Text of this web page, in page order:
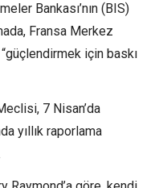
Bankası’nın (BIS)
Fransa Merkez
“güçlendirmek için baskı
7 Nisan’da
yıllık raporlama